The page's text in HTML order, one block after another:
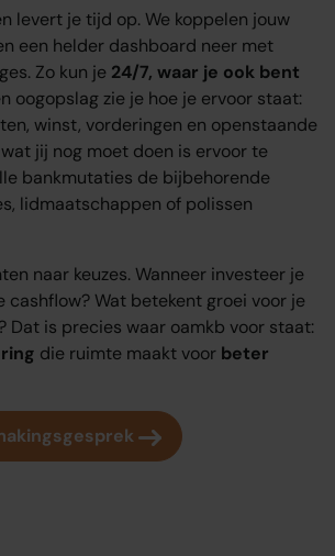
levert je tijd op. We koppelen jouw
een helder dashboard neer met
Zo kun je 24/7, waar je ook bent
oogopslag zie je hoe je ervoor staat:
winst, vorderingen en openstaande
jij nog moet doen is ervoor te
bankmutaties de bijbehorende
lidmaatschappen of polissen
naar keuzes. Wanneer investeer je
cashflow? Wat betekent groei voor je
Dat is precies waar oamkb voor staat:
die ruimte maakt voor beter